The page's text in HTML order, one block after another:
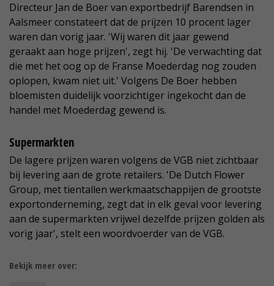
Directeur Jan de Boer van exportbedrijf Barendsen in
Aalsmeer constateert dat de prijzen 10 procent lager
waren dan vorig jaar. 'Wij waren dit jaar gewend
geraakt aan hoge prijzen', zegt hij. 'De verwachting dat
die met het oog op de Franse Moederdag nog zouden
oplopen, kwam niet uit.' Volgens De Boer hebben
bloemisten duidelijk voorzichtiger ingekocht dan de
handel met Moederdag gewend is.
Supermarkten
De lagere prijzen waren volgens de VGB niet zichtbaar
bij levering aan de grote retailers. 'De Dutch Flower
Group, met tientallen werkmaatschappijen de grootste
exportonderneming, zegt dat in elk geval voor levering
aan de supermarkten vrijwel dezelfde prijzen golden als
vorig jaar', stelt een woordvoerder van de VGB.
Bekijk meer over: